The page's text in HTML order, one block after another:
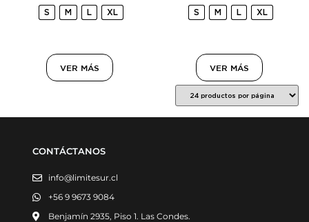
S M L XL
VER MÁS
S M L XL
VER MÁS
CONTÁCTANOS
info@limitesur.cl
+56 9 9673 9084
Benjamín 2935, Piso 1. Las Condes.